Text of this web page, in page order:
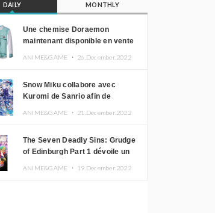
DAILY MONTHLY
Une chemise Doraemon
maintenant disponible en vente
ANIME&GAME ・ 26.December.2022
Snow Miku collabore avec
Kuromi de Sanrio afin de
ANIME&GAME ・ 21.December.2022
The Seven Deadly Sins: Grudge
of Edinburgh Part 1 dévoile un
ANIME&GAME ・ 19.December.2022